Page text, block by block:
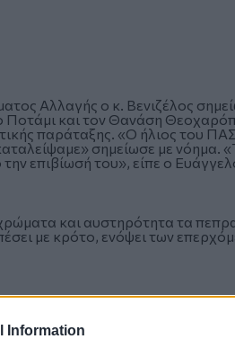
Information
Αλλαγής ο κ. Βενιζέλος
Ποτάμι και τον Θανάση
παράταξης. «Ο ήλιος του
σημείωσε με νόημα.
επιβίωσή του», είπε ο
και αυστηρότητα τα
με κρότο, ενόψει των